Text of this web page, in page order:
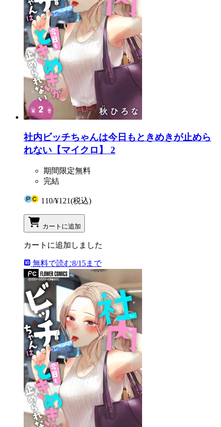
社内ビッチちゃんは今日もときめきが止めら
れない【マイクロ】 2
期間限定無料
完結
110/¥121(税込)
カートに追加
カートに追加しました
無料で読む8/15まで